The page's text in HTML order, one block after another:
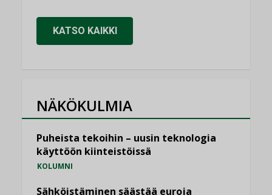
KATSO KAIKKI
NÄKÖKULMIA
Puheista tekoihin – uusin teknologia
käyttöön kiinteistöissä
KOLUMNI
Sähköistäminen säästää euroja